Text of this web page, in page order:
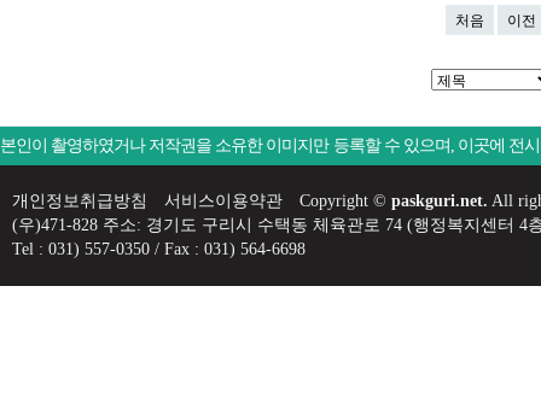
처음 이전
본인이 촬영하였거나 저작권을 소유한 이미지만 등록할 수 있으며, 이곳에 전
개인정보취급방침 서비스이용약관 Copyright © paskguri.net. All
(우)471-828 주소: 경기도 구리시 수택동 체육관로 74 (행정복지센터
Tel : 031) 557-0350 / Fax : 031) 564-6698